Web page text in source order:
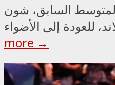
السابق، شون
more →